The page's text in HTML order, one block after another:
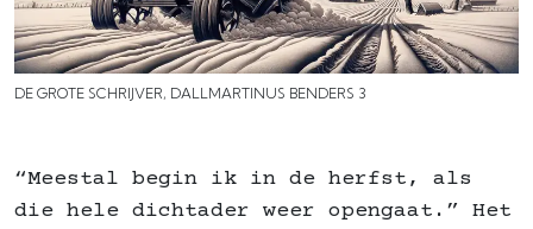
DE GROTE SCHRIJVER, DALLMARTINUS BENDERS 3
“Meestal begin ik in de herfst, als
die hele dichtader weer opengaat.” Het